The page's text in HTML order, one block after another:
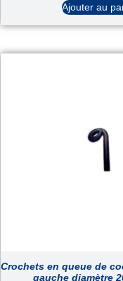
Ajouter au
Crochets en queue de
gauche diamètre